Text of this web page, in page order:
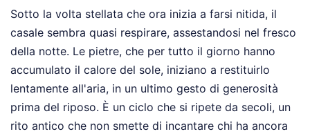
Sotto la volta stellata che ora inizia a farsi nitida, il
casale sembra quasi respirare, assestandosi nel fresco
della notte. Le pietre, che per tutto il giorno hanno
accumulato il calore del sole, iniziano a restituirlo
lentamente all'aria, in un ultimo gesto di generosità
prima del riposo. È un ciclo che si ripete da secoli, un
rito antico che non smette di incantare chi ha ancora